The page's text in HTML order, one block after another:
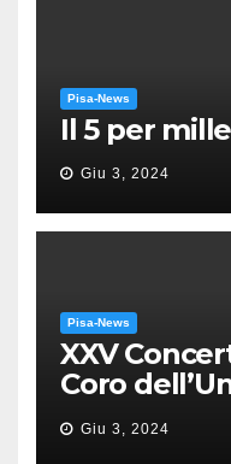
Pisa-News
Il 5 per
Giu 3, 2024
Pisa-News
XXV
Coro
“Messa in
Puccini
Giu 3, 2024